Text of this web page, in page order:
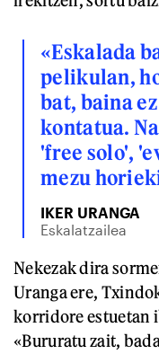
«Eskalada
pelikulan,
bat, baina
kontatua.
'free solo',
mezu
IKER URANGA
Eskalatzailea
Nekezak dira
Uranga ere,
korridore estuetan
«Bururatu zait,